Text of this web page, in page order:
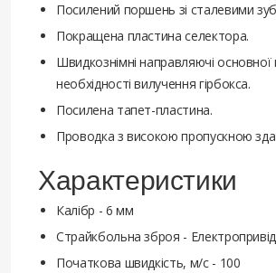
Посилений поршень зі сталевими
Покращена пластина селектора.
Швидкознімні направляючі
необхідності вилучення гірбокса.
Посилена тапет-пластина.
Проводка з високою пропускною
Характеристики
Калібр - 6 мм
Страйкбольна зброя - Електропривід
Початкова швидкість, м/с - 100